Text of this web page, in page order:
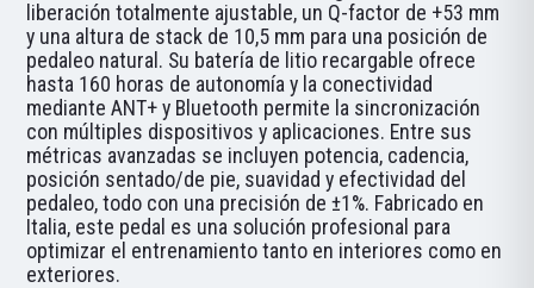
liberación totalmente ajustable, un Q-factor de +53 mm
y una altura de stack de 10,5 mm para una posición de
pedaleo natural. Su batería de litio recargable ofrece
hasta 160 horas de autonomía y la conectividad
mediante ANT+ y Bluetooth permite la sincronización
con múltiples dispositivos y aplicaciones. Entre sus
métricas avanzadas se incluyen potencia, cadencia,
posición sentado/de pie, suavidad y efectividad del
pedaleo, todo con una precisión de ±1%. Fabricado en
Italia, este pedal es una solución profesional para
optimizar el entrenamiento tanto en interiores como en
exteriores.